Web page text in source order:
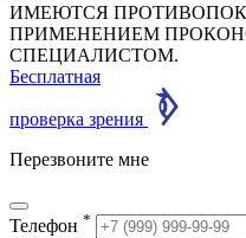
ИМЕЮТСЯ
ПРИМЕНЕНИЕМ
СПЕЦИАЛИСТОМ.
Бесплатная
проверка зрения
Перезвоните мне
Телефон *